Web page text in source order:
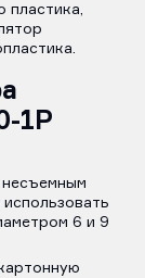
пластика,
1Р
несъемным
6 и 9